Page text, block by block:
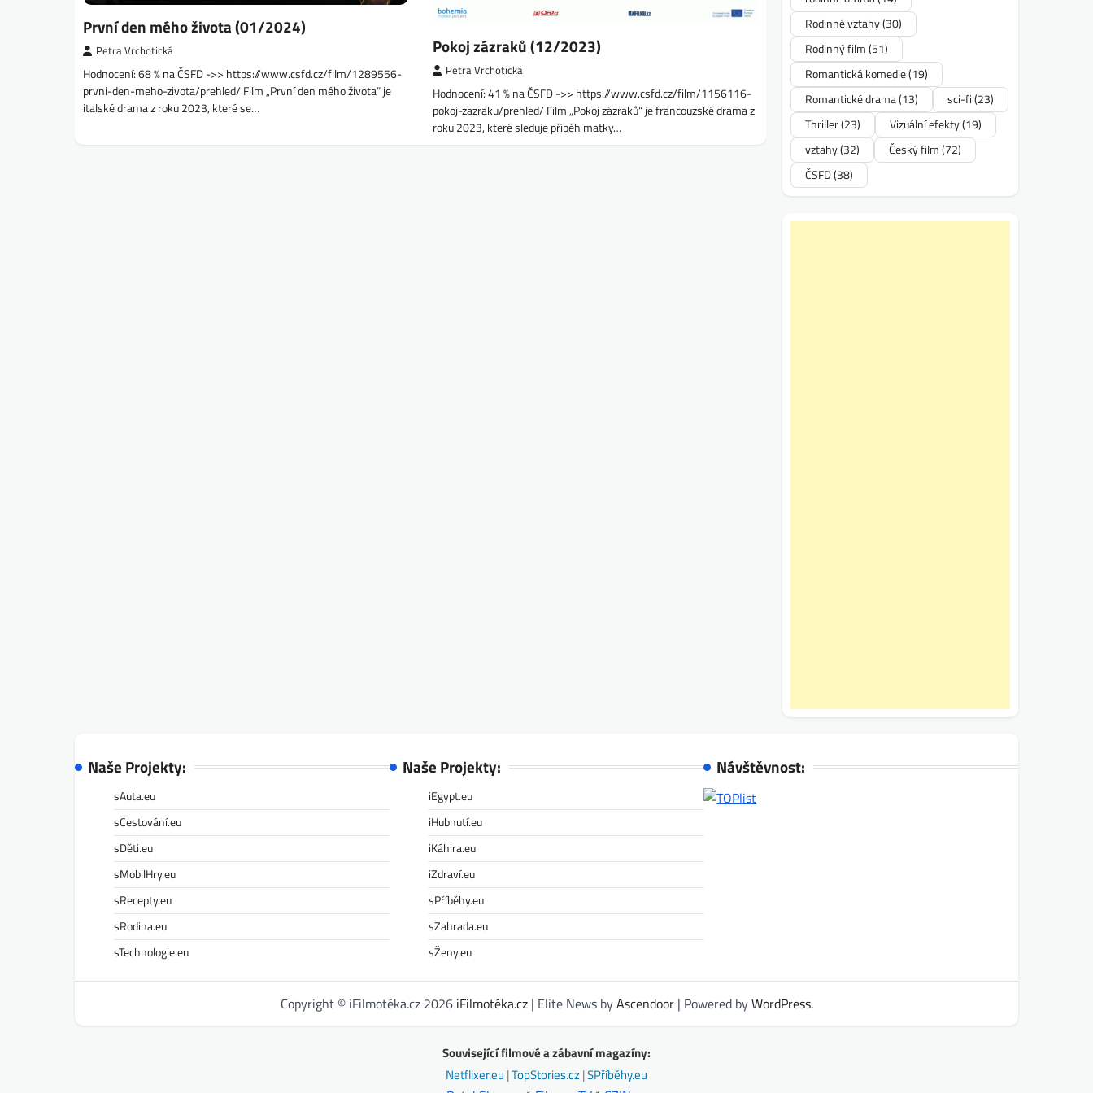
První den mého života (01/2024)
Petra Vrchotická
Hodnocení: 68 % na ČSFD ->> https://www.csfd.cz/film/1289556-
prvni-den-meho-zivota/prehled/ Film „První den mého života“ je
italské drama z roku 2023, které se…
Pokoj zázraků (12/2023)
Petra Vrchotická
Hodnocení: 41 % na ČSFD ->> https://www.csfd.cz/film/1156116-
pokoj-zazraku/prehled/ Film „Pokoj zázraků“ je francouzské drama z
roku 2023, které sleduje příběh matky…
Rodinné vztahy(30)
Rodinný film(51)
Romantická komedie(19)
Romantické drama(13) sci-fi(23)
Thriller(23) Vizuální efekty(19)
vztahy(32) Český film(72)
ČSFD(38)
Naše Projekty:
sAuta.eu
sCestování.eu
sDěti.eu
sMobilHry.eu
sRecepty.eu
sRodina.eu
sTechnologie.eu
Naše Projekty:
iEgypt.eu
iHubnutí.eu
iKáhira.eu
iZdraví.eu
sPříběhy.eu
sZahrada.eu
sŽeny.eu
Návštěvnost:
Copyright © iFilmotéka.cz 2026 iFilmotéka.cz| Elite News byAscendoor| Powered byWordPress.
Související filmové a zábavní magazíny:
Netflixer.eu |TopStories.cz|SPříběhy.eu